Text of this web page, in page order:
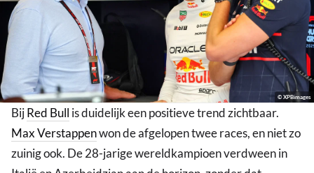
© XPBimages
BijRed Bull is duidelijk een positieve trend zichtbaar.
Max Verstappenwon de afgelopen twee races, en niet zo
zuinig ook. De 28-jarige wereldkampioen verdween in